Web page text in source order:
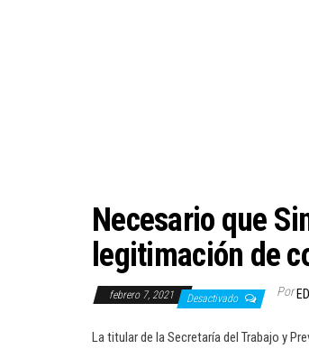
Necesario que
legitimación de
febrero 7, 2021 Desactivado Por
La titular de la Secretaría del Trabajo y